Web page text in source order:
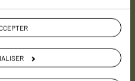
avec